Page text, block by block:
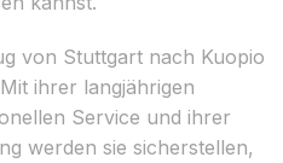
von Stuttgart nach Kuopio
ihrer langjährigen
Service und ihrer
werden sie sicherstellen,